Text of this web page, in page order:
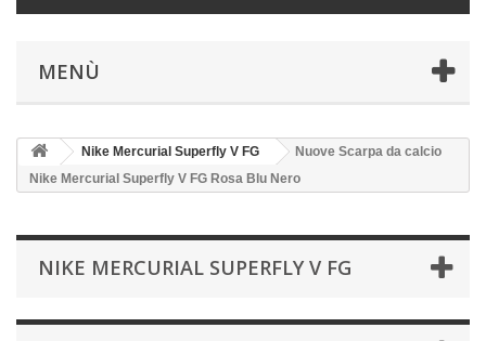
MENÙ
Nike Mercurial Superfly V FG
Nuove Scarpa da calcio
Nike Mercurial Superfly V FG Rosa Blu Nero
NIKE MERCURIAL SUPERFLY V FG